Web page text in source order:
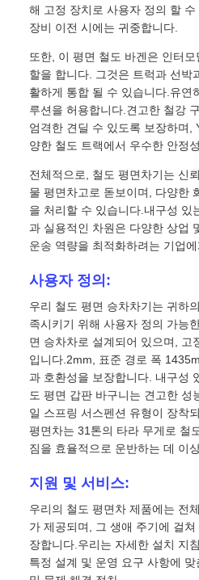
해 고정 장치로 사용자 정의 할
장비 이전 시에는 귀중합니다.
또한, 이 평면 철도 바겐은 인터
할을 합니다. 그것은 트럭과 선박
활하게 통합 될 수 있습니다.유연
루션을 허용합니다.견고한 철강
엄격한 견딜 수 있도록 보장하며,
양한 철도 트랙에서 우수한 안정
전체적으로, 철도 평면차기는 신
물 평면차고로 돋보이며, 다양한
을 처리할 수 있습니다.내구성 있
과 실용적인 차원은 다양한 상업
운송 역량을 최적화하려는 기업
사용자 정의:
우리 철도 평면 승차차기는 귀하
족시키기 위해 사용자 정의 가능
면 승차차로 설계되어 있으며, 고
입니다.2mm, 표준 경로 폭
과 호환성을 보장합니다. 내구성
도 평면 갑판 바구니는 견고한 성
일 스프링 서스펜션 유형이 장착
평면차는 31톤의 타라 무게로 철
짐을 효율적으로 운반하는 데 이
지원 및 서비스:
우리의 철도 평면차 제품에는 전
가 제공되며, 그 생애 주기에 걸
장합니다.우리는 자세한 설치 지
특정 설계 및 운영 요구 사항에